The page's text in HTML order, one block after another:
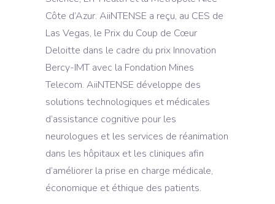
Côte d’Azur. AiiNTENSE a reçu, au CES de
Las Vegas, le Prix du Coup de Cœur
Deloitte dans le cadre du prix Innovation
Bercy-IMT avec la Fondation Mines
Telecom. AiiNTENSE développe des
solutions technologiques et médicales
d’assistance cognitive pour les
neurologues et les services de réanimation
dans les hôpitaux et les cliniques afin
d’améliorer la prise en charge médicale,
économique et éthique des patients.